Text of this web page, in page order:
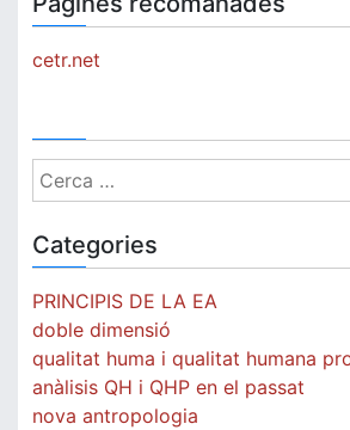
cetr.net
Cerca:
Categories
PRINCIPIS DE LA EA
doble dimensió
qualitat huma i qualitat humana
anàlisis QH i QHP en el passat
nova antropologia